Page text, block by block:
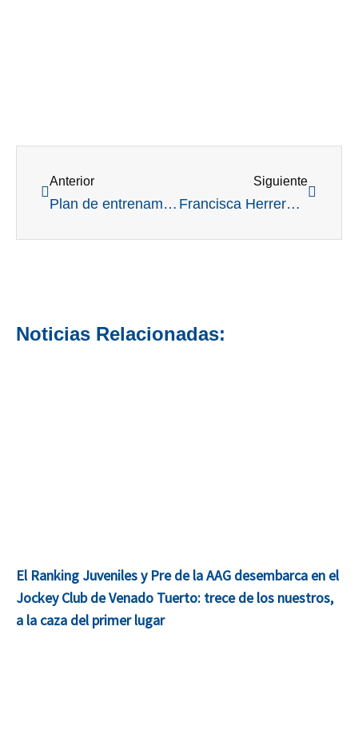
Anterior
Plan de entrenamiento del primer semestre para los Menores: la agenda hasta agosto
Siguiente
Francisca Herrera muy cerca del título en el Abierto Juvenil de Paraguay: quedó segunda a un golpe
Noticias Relacionadas:
El Ranking Juveniles y Pre de la AAG desembarca en el
Jockey Club de Venado Tuerto: trece de los nuestros,
a la caza del primer lugar